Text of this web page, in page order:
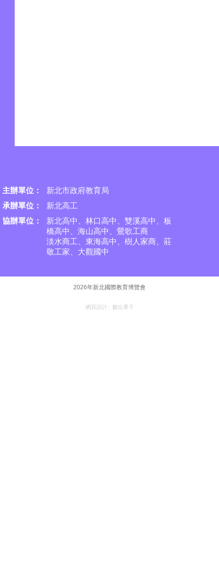
主辦單位：
新北市政府教育局
承辦單位：
新北高工
協辦單位：
新北高中、林口高中、雙溪高中、板
橋高中、海山高中、 鶯歌工商
淡水商工、東海高中、樹人家商、莊
敬工家、大觀國中
2026年新北國際教育博覽會
網頁設計： 數位果子